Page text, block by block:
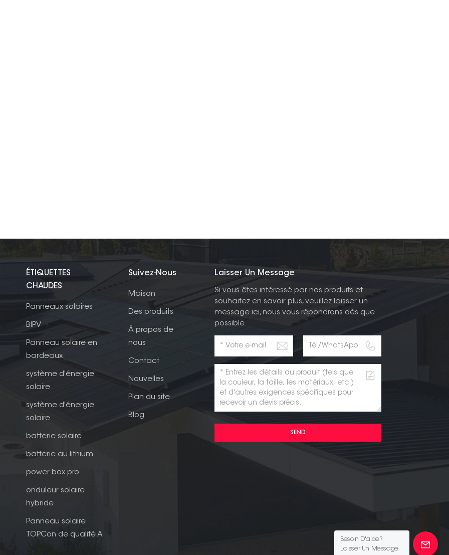
ÉTIQUETTES
CHAUDES
Panneaux solaires
BIPV
Panneau solaire en
bardeaux
système d'énergie
solaire
système d'énergie
solaire
batterie solaire
batterie au lithium
power box pro
onduleur solaire
hybride
Panneau solaire
TOPCon de qualité A
Suivez-Nous
Maison
Des produits
À propos de
nous
Contact
Nouvelles
Plan du site
Blog
Laisser Un Message
Si vous êtes intéressé par nos produits et
souhaitez en savoir plus, veuillez laisser un
message ici, nous vous répondrons dès que
possible.
SEND
Besoin D'aide?
Laisser Un Message